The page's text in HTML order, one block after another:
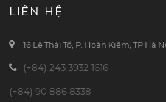
LIÊN HỆ
16 Lê Thái Tổ, P. Hoàn Kiếm, TP Hà
(+84) 243 3932 1616
(+84) 90 886 8338